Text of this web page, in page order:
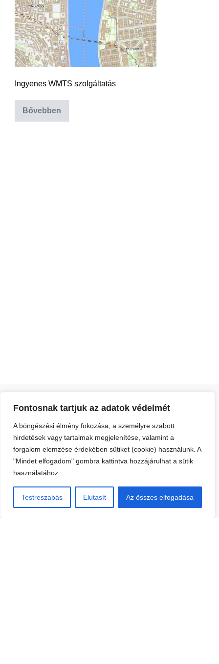
Fontosnak tartjuk az adatok védelmét
A böngészési élmény fokozása, a személyre szabott
hirdetések vagy tartalmak megjelenítése, valamint a
forgalom elemzése érdekében sütiket (cookie) használunk. A
"Mindet elfogadom" gombra kattintva hozzájárulhat a sütik
használatához.
Testreszabás Elutasít Az összes elfogadása
Ingyenes WMTS szolgáltatás
Bővebben
Elérhetőségek